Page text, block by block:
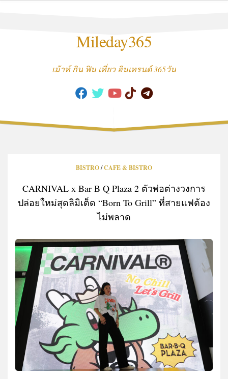
Mileday365
เม้าท์ กิน ฟิน เที่ยว อินเทรนด์ 365วัน
BISTRO/CAFE & BISTRO
CARNIVAL x Bar B Q Plaza 2 ตัวพ่อต่างวงการ
ปล่อยใหม่สุดลิมิเต็ด “Born To Grill” ที่สายแฟต้อง
ไม่พลาด